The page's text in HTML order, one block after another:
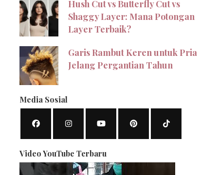
Hush Cut vs Butterfly Cut vs
Shaggy Layer: Mana Potongan
Layer Terbaik?
Garis Rambut Keren untuk Pria
Jelang Pergantian Tahun
Media Sosial
Video YouTube Terbaru